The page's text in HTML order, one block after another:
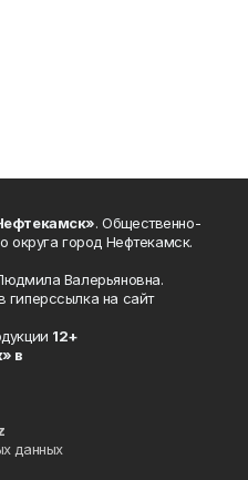
. Общественно-
округа город Нефтекамск.
Валерьяновна.
гиперссылка на сайт
12+
» в
данных